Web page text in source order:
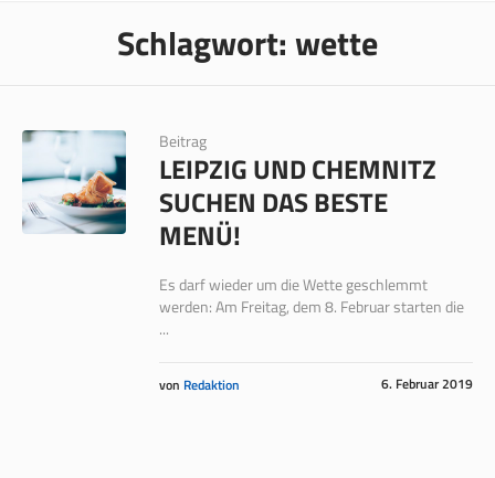
Schlagwort:wette
Beitrag
LEIPZIG UND CHEMNITZ
SUCHEN DAS BESTE
MENÜ!
Es darf wieder um die Wette geschlemmt
werden: Am Freitag, dem 8. Februar starten die
...
6. Februar 2019
von Redaktion